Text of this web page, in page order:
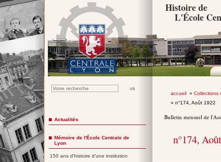
Histoire de
L'École
accueil» Collections
» n°174, Août 1922
Bulletin mensuel de
n°174,
Actualités
Mémoire de l'École Centrale de
Lyon
150 ans d'histoire d'une institution